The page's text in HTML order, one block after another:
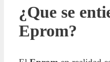
¿Que se
Eprom?